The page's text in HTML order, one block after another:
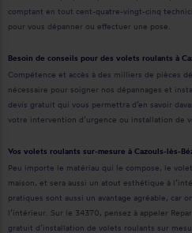
comptant en tout cent-quatre-vingt-cinq
pour vous dépanner ou effectuer une pose.
Besoin de conseils pour des volets roulants à
Compétence et accès à des milliers de pièces
nécessaire pour soigner nos dépannages et
devis gratuit qui vous permettra d’en savoir
votre intervention d’urgence ou installation de
Vos volets roulants sur-mesure à Cazouls-lès-
Peu importe le matériau qui le compose, le
maison, et sera aussi un atout esthétique à
pratiques sont aussi un avantage agréable, car
l’intérieur. Sur le 34370, pensez à appeler
gratuit d’installation de volets roulants sur